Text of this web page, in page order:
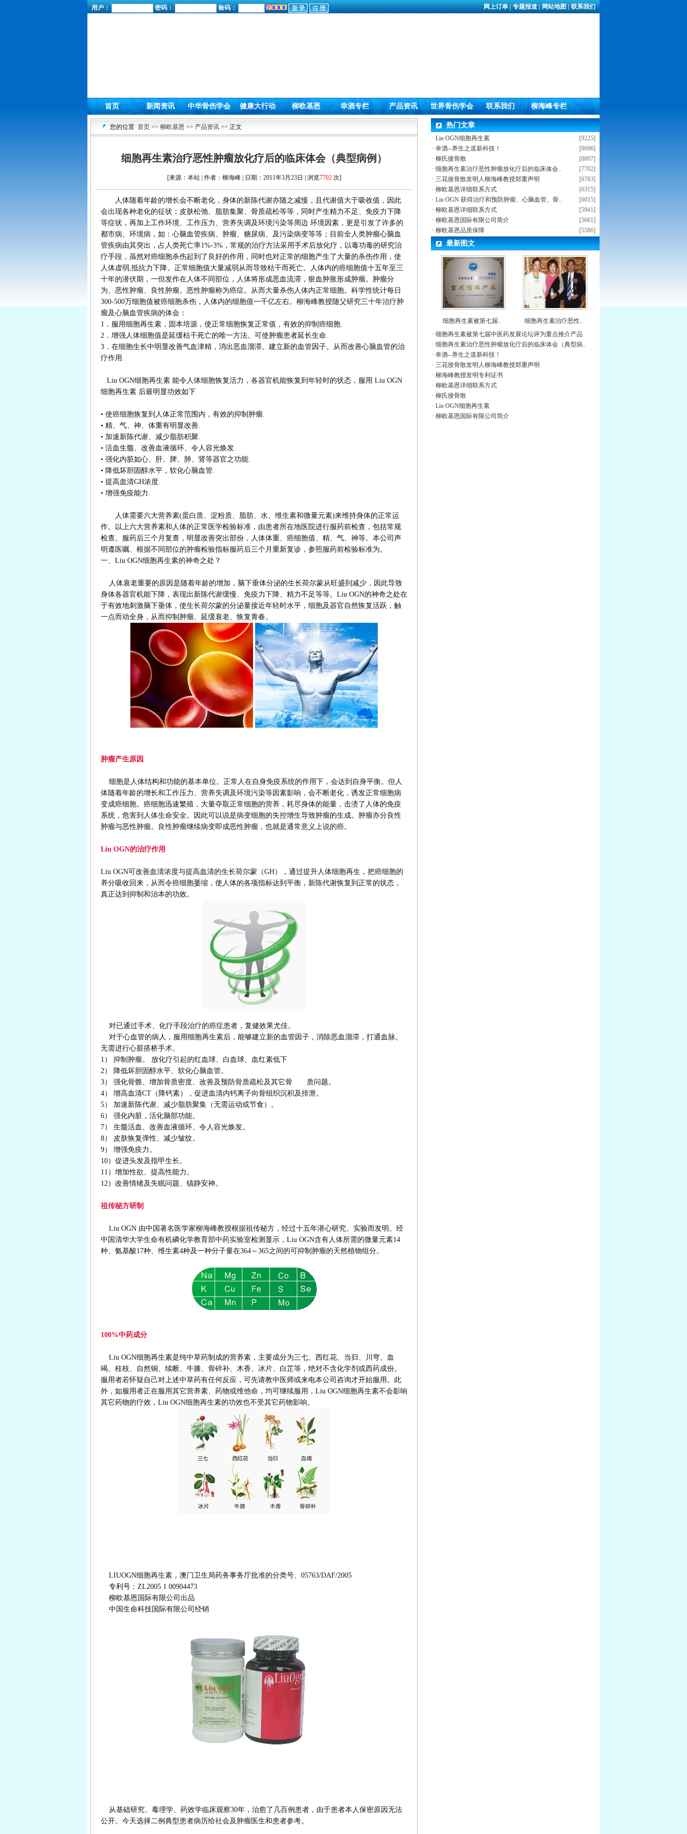
用户： 密码： 验码： 网上订单|专题报道|网站地图|联系我们
首页 新闻资讯 中华骨伤学会 健康大行动 柳欧基恩 幸酒专栏 产品资讯 世界骨伤学会 联系我们 柳海峰专栏
您的位置 首页 >> 柳欧基恩 >> 产品资讯 >> 正文
细胞再生素治疗恶性肿瘤放化疗后的临床体会（典型病例）
[来源：本站 | 作者：柳海峰 | 日期：2011年3月23日 | 浏览7702次]
人体随着年龄的增长会不断老化，身体的新陈代谢亦随之减慢，且代谢值大于吸收值，因此
会出现各种老化的征状：皮肤松弛、脂肪集聚、骨质疏松等等，同时产生精力不足、免疫力下降
等症状，再加上工作环境、工作压力、营养失调及环境污染等周边 环境因素，更是引发了许多的
都市病、环境病，如：心脑血管疾病、肿瘤、糖尿病、及污染病变等等；目前全人类肿瘤心脑血
管疾病由其突出，占人类死亡率1%-3%，常规的治疗方法采用手术后放化疗，以毒功毒的研究治
疗手段，虽然对癌细胞杀伤起到了良好的作用，同时也对正常的细胞产生了大量的杀伤作用，使
人体虚弱,抵抗力下降。正常细胞值大量减弱从而导致枯干而死亡。人体内的癌细胞值十五年至三
十年的潜伏期，一但发作在人体不同部位，人体将形成恶血流滞，瘀血肿胀形成肿瘤。肿瘤分
为、恶性肿瘤、良性肿瘤。恶性肿瘤称为癌症。从而大量杀伤人体内正常细胞。科学性统计每日
300-500万细胞值被癌细胞杀伤，人体内的细胞值一千亿左右。柳海峰教授随父研究三十年治疗肿
瘤及心脑血管疾病的体会：
1．服用细胞再生素，固本培源，使正常细胞恢复正常值，有效的抑制癌细胞.
2．增强人体细胞值是延缓枯干死亡的唯一方法。可使肿瘤患者延长生命.
3．在细胞生长中明显改善气血津精，消出恶血溜滞。建立新的血管因子。从而改善心脑血管的治
疗作用.
Liu OGN细胞再生素 能令人体细胞恢复活力，各器官机能恢复到年轻时的状态，服用 Liu OGN
细胞再生素 后最明显功效如下
• 使癌细胞恢复到人体正常范围内，有效的抑制肿瘤.
• 精、气、神、体重有明显改善.
• 加速新陈代谢、减少脂肪积聚.
• 活血生髓、改善血液循环、令人容光焕发.
• 强化内脏如心、肝、脾、肺、肾等器官之功能.
• 降低坏胆固醇水平，软化心脑血管.
• 提高血清GH浓度.
• 增强免疫能力.
人体需要六大营养素(蛋白质、淀粉质、脂肪、水、维生素和微量元素)来维持身体的正常运
作。以上六大营养素和人体的正常医学检验标准，由患者所在地医院进行服药前检查，包括常规
检查。服药后三个月复查，明显改善突出部份，人体体重、癌细胞值、精、气、神等。本公司声
明遵医嘱、根据不同部位的肿瘤检验指标服药后三个月重新复诊，参照服药前检验标准为。
一、Liu OGN细胞再生素的神奇之处？
人体衰老重要的原因是随着年龄的增加，脑下垂体分泌的生长荷尔蒙从旺盛到减少，因此导致
身体各器官机能下降，表现出新陈代谢缓慢、免疫力下降、精力不足等等。Liu OGN的神奇之处在
于有效地刺激脑下垂体，使生长荷尔蒙的分泌量接近年轻时水平，细胞及器官自然恢复活跃，触
一点而动全身，从而抑制肿瘤、延缓衰老、恢复青春。
肿瘤产生原因
细胞是人体结构和功能的基本单位。正常人在自身免疫系统的作用下，会达到自身平衡。但人
体随着年龄的增长和工作压力、营养失调及环境污染等因素影响，会不断老化，诱发正常细胞病
变成癌细胞。癌细胞迅速繁殖，大量夺取正常细胞的营养，耗尽身体的能量，击溃了人体的免疫
系统，危害到人体生命安全。因此可以说是病变细胞的失控增生导致肿瘤的生成。肿瘤亦分良性
肿瘤与恶性肿瘤。良性肿瘤继续病变即成恶性肿瘤，也就是通常意义上说的癌。
Liu OGN的治疗作用
Liu OGN可改善血清浓度与提高血清的生长荷尔蒙（GH），通过提升人体细胞再生，把癌细胞的
养分吸收回来，从而令癌细胞萎缩，使人体的各项指标达到平衡，新陈代谢恢复到正常的状态，
真正达到抑制和治本的功效。
对已通过手术、化疗手段治疗的癌症患者，复健效果尤佳。
对于心血管的病人，服用细胞再生素后，能够建立新的血管因子，消除恶血溜滞，打通血脉。
无需进行心脏搭桥手术。
1） 抑制肿瘤。 放化疗引起的红血球、白血球、血红素低下
2） 降低坏胆固醇水平、软化心脑血管。
3） 强化骨骼、增加骨质密度、改善及预防骨质疏松及其它骨 质问题。
4） 增高血清CT（降钙素），促进血清内钙离子向骨组织沉积及排泄。
5） 加速新陈代谢、减少脂肪聚集（无需运动或节食）。
6） 强化内脏，活化脑部功能。
7） 生髓活血、改善血液循环、令人容光焕发。
8） 皮肤恢复弹性、减少皱纹。
9） 增强免疫力。
10）促进头发及指甲生长。
11）增加性欲、提高性能力。
12）改善情绪及失眠问题、镇静安神。
祖传秘方研制
Liu OGN 由中国著名医学家柳海峰教授根据祖传秘方，经过十五年潜心研究、实验而发明。经
中国清华大学生命有机磷化学教育部中药实验室检测显示，Liu OGN含有人体所需的微量元素14
种、氨基酸17种、维生素4种及一种分子量在364～365之间的可抑制肿瘤的天然植物组分。
100%中药成分
Liu OGN细胞再生素是纯中草药制成的营养素，主要成分为三七、西红花、当归、川穹、血
竭、桂枝、自然铜、续断、牛膝、骨碎补、木香、冰片、白芷等，绝对不含化学剂或西药成份。
服用者若怀疑自己对上述中草药有任何反应，可先请教中医师或来电本公司咨询才开始服用。此
外，如服用者正在服用其它营养素、药物或维他命，均可继续服用，Liu OGN细胞再生素不会影响
其它药物的疗效，Liu OGN细胞再生素的功效也不受其它药物影响。
LIUOGN细胞再生素，澳门卫生局药务事务厅批准的分类号、05763/DAF/2005
专利号：ZL2005 1 00904473
柳欧基恩国际有限公司出品
中国生命科技国际有限公司经销
从基础研究、毒理学、药效学临床观察30年，治愈了几百例患者，由于患者本人保密原因无法
公开。今天选择二例典型患者病历给社会及肿瘤医生和患者参考。
热门文章
[9225]
· Liu OGN细胞再生素
[8696]
· 幸酒--养生之道新科技！
[8007]
· 柳氏接骨散
[7702]
· 细胞再生素治疗恶性肿瘤放化疗后的临床体会..
[6783]
· 三花接骨散发明人柳海峰教授郑重声明
[6315]
· 柳欧基恩详细联系方式
[6015]
· Liu OGN 获得治疗和预防肿瘤、心脑血管、骨..
[5941]
· 柳欧基恩详细联系方式
[5661]
· 柳欧基恩国际有限公司简介
[5586]
· 柳欧基恩品质保障
最新图文
细胞再生素被第七届..
细胞再生素治疗恶性..
· 细胞再生素被第七届中医药发展论坛评为重点推介产品
· 细胞再生素治疗恶性肿瘤放化疗后的临床体会（典型病..
· 幸酒--养生之道新科技！
· 三花接骨散发明人柳海峰教授郑重声明
· 柳海峰教授发明专利证书
· 柳欧基恩详细联系方式
· 柳氏接骨散
· Liu OGN细胞再生素
· 柳欧基恩国际有限公司简介